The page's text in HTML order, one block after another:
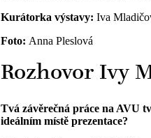
Kurátorka výstavy: Iva
Foto: Anna Pleslová
Rozhovor Ivy
Tvá závěrečná práce na AVU
ideálním místě prezentace?